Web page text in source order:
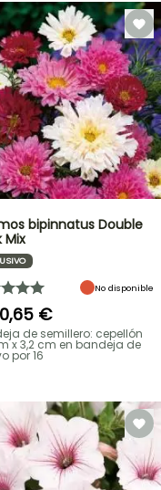
bipinnatus Double
Mix
No disponible
0,65 €
de semillero: cepellón
x 3,2 cm en bandeja de
por 16